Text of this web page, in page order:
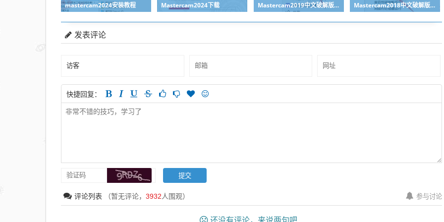
mastercam2024安装教程 Mastercam2024下载 Mastercam2019中文破解版下载附安装教程-亲测可用9 Mastercam2018中文破解版下载附安装教程-亲测可用
发表评论
快捷回复：
评论列表 （暂无评论， 3932人围观） 参与讨论
还没有评论，来说两句吧...